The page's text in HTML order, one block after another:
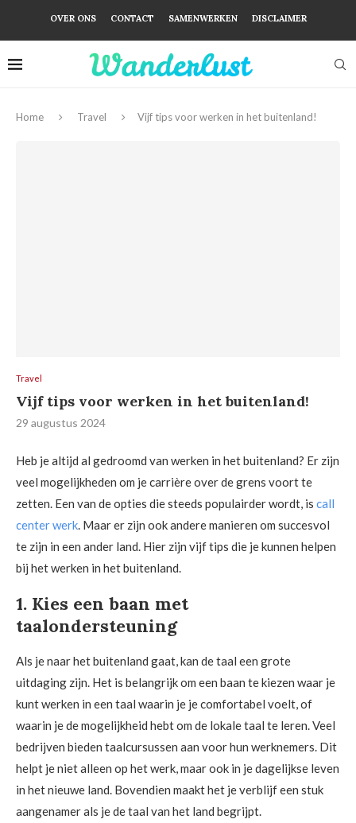
OVER ONS CONTACT SAMENWERKEN DISCLAIMER
Home Travel Vijf tips voor werken in het buitenland!
Travel
Vijf tips voor werken in het buitenland!
29 augustus 2024
Heb je altijd al gedroomd van werken in het buitenland? Er zijn
veel mogelijkheden om je carrière over de grens voort te
zetten. Een van de opties die steeds populairder wordt, is call
center werk. Maar er zijn ook andere manieren om succesvol
te zijn in een ander land. Hier zijn vijf tips die je kunnen helpen
bij het werken in het buitenland.
1. Kies een baan met
taalondersteuning
Als je naar het buitenland gaat, kan de taal een grote
uitdaging zijn. Het is belangrijk om een baan te kiezen waar je
kunt werken in een taal waarin je je comfortabel voelt, of
waarin je de mogelijkheid hebt om de lokale taal te leren. Veel
bedrijven bieden taalcursussen aan voor hun werknemers. Dit
helpt je niet alleen op het werk, maar ook in je dagelijkse leven
in het nieuwe land. Bovendien maakt het je verblijf een stuk
aangenamer als je de taal van het land begrijpt.